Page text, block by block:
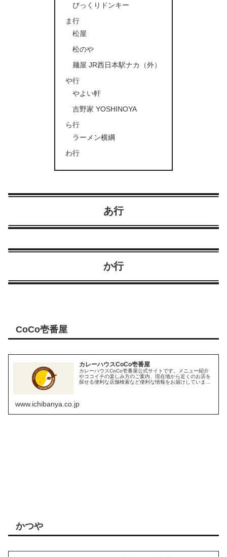
びっくりドンキー
ま行
松屋
松のや
麺屋 JR西日本駅ナカ（外）
や行
やよい軒
吉野家 YOSHINOYA
ら行
ラーメン横綱
わ行
あ行
か行
CoCo壱番屋
カレーハウスCoCo壱番屋
カレーハウスCoCo壱番屋公式サイトです。メニュー紹介
やココイチの楽しみ方のご案内、現在地から近くのお店を
探せる便利な店舗検索など便利な情報をお届けしていま
www.ichibanya.co.jp
かつや